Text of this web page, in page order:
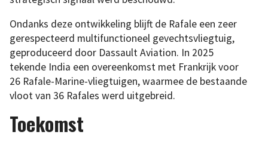
Ondanks deze ontwikkeling blijft de Rafale een zeer
gerespecteerd multifunctioneel gevechtsvliegtuig,
geproduceerd door Dassault Aviation. In 2025
tekende India een overeenkomst met Frankrijk voor
26 Rafale-Marine-vliegtuigen, waarmee de bestaande
vloot van 36 Rafales werd uitgebreid.
Toekomst